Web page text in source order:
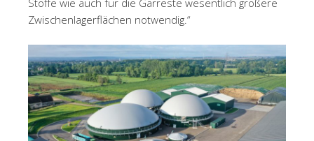
Stoffe wie auch für die Gärreste wesentlich größere
Zwischenlagerflächen notwendig.“